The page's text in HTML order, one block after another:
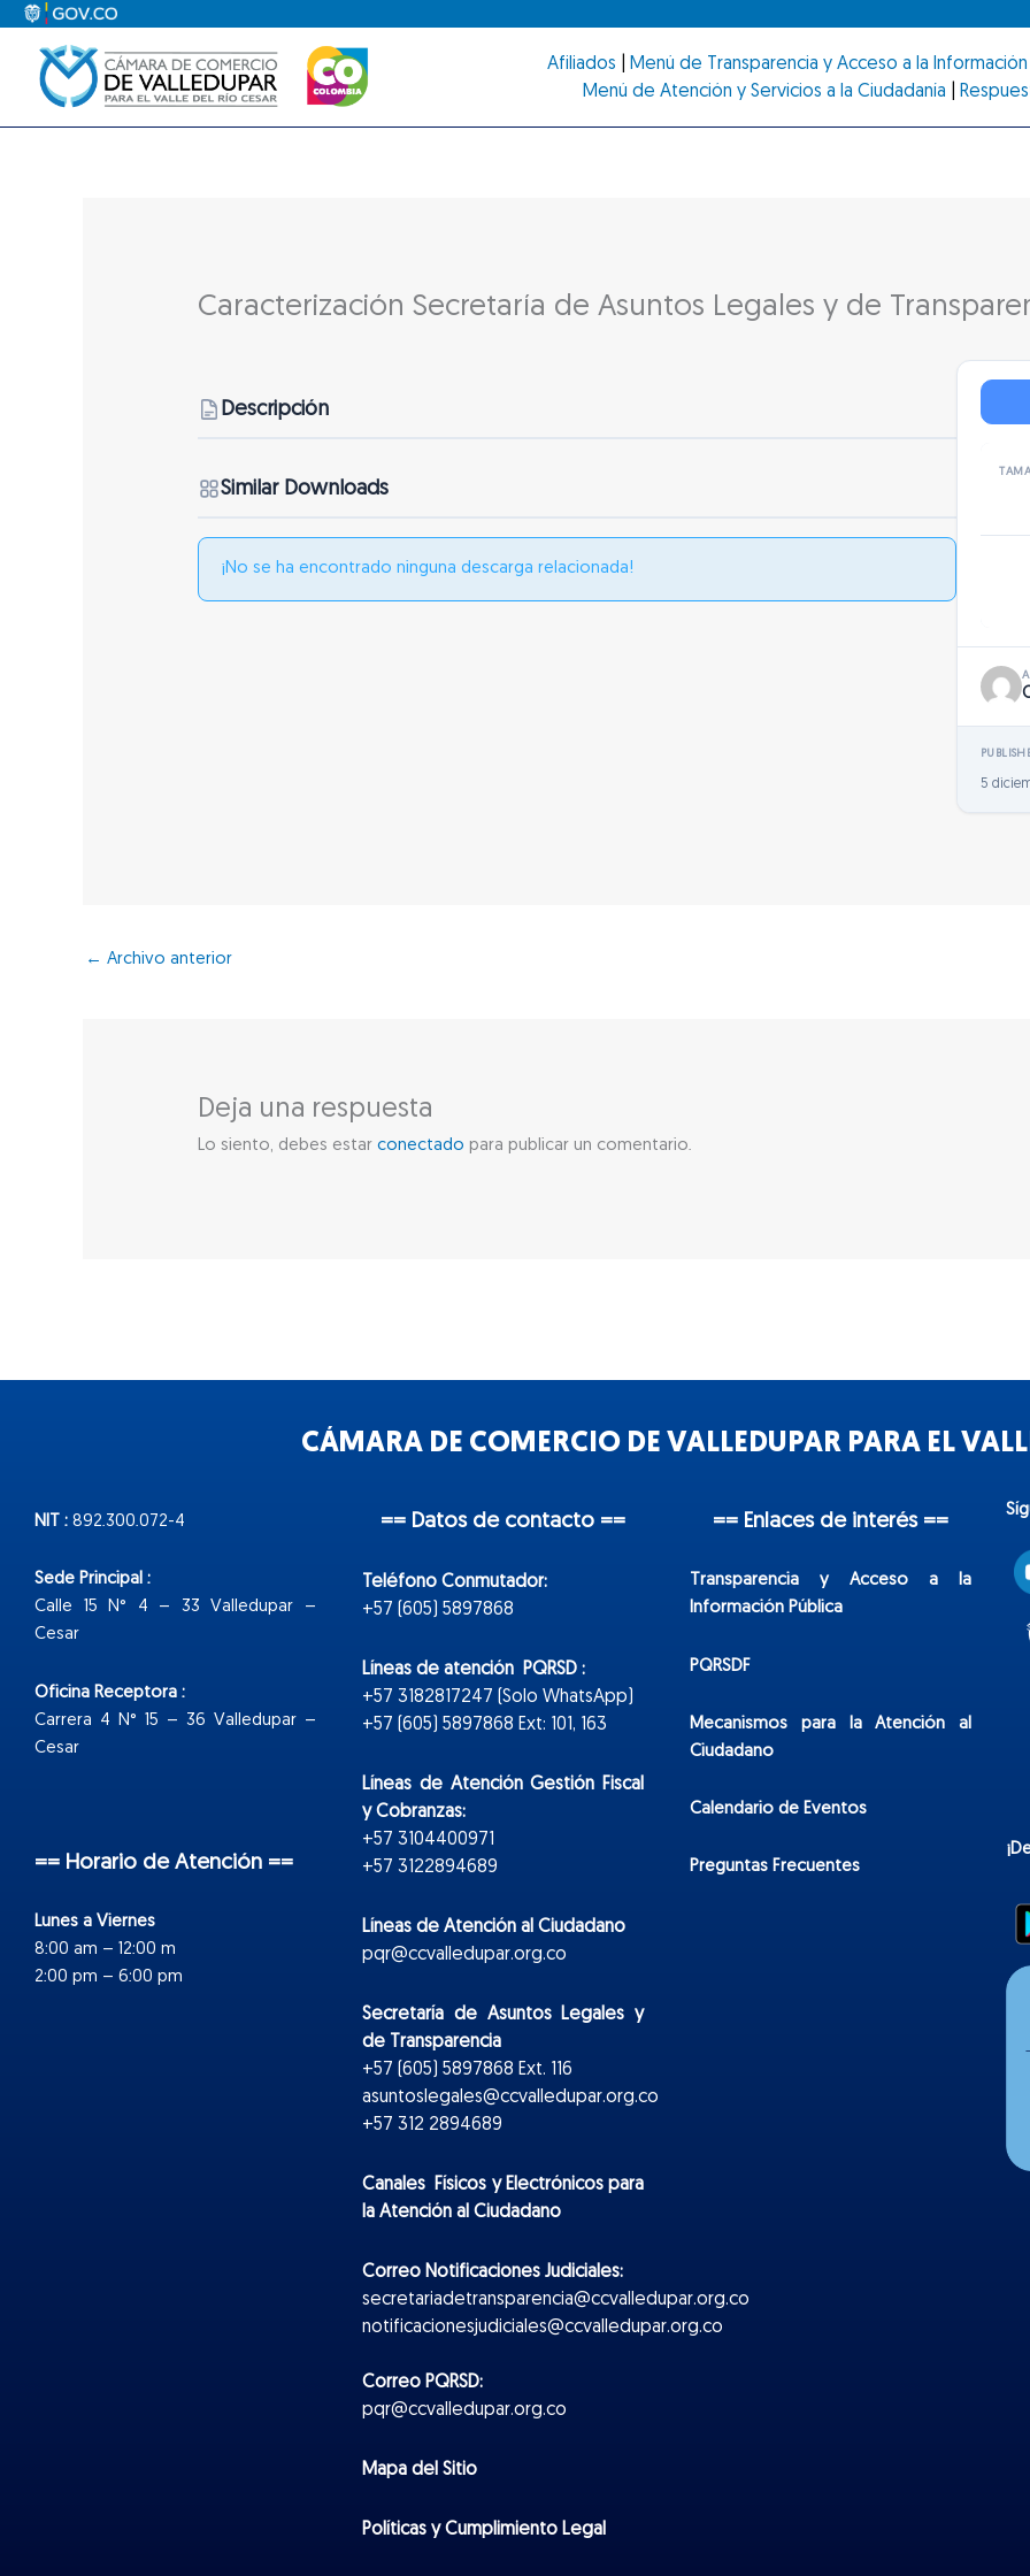
contenido
Afiliados Menú de Transparencia y Acceso a la Información
Menú de Atención y Servicios a la Ciudadanía
Caracterización Secretaría de Asuntos Legales y de
Descripción
Similar Downloads
¡No se ha encontrado ninguna descarga relacionada!
5
← Archivo anterior
Deja una respuesta
Lo siento, debes estarconectado para publicar un comentario.
CÁMARA DE COMERCIO DE VALLEDUPAR PARA EL
NIT : 892.300.072-4
Sede Principal :
Calle 15 N° 4 – 33 Valledupar –
Cesar
Oficina Receptora :
Carrera 4 N° 15 – 36 Valledupar –
Cesar
== Horario de Atención ==
Lunes a Viernes
8:00 am – 12:00 m
2:00 pm – 6:00 pm
== Datos de contacto ==
Teléfono Conmutador:
+57 (605) 5897868
Líneas de atención PQRSD :
+57 3182817247 (Solo WhatsApp)
+57 (605) 5897868 Ext: 101, 163
Líneas de Atención Gestión Fiscal
y Cobranzas:
+57 3104400971
+57 3122894689
Líneas de Atención al Ciudadano
pqr@ccvalledupar.org.co
Secretaría de Asuntos Legales y
de Transparencia
+57 (605) 5897868 Ext. 116
asuntoslegales@ccvalledupar.org.co
+57 312 2894689
Canales Físicos yElectrónicospara
la Atención al Ciudadano
Correo Notificaciones Judiciales:
secretariadetransparencia@ccvalledupar.org.co
notificacionesjudiciales@ccvalledupar.org.co
Correo PQRSD:
pqr@ccvalledupar.org.co
Mapa del Sitio
Políticas y Cumplimiento Legal
== Enlaces de interés ==
Transparencia y Acceso a la
Información Pública
PQRSDF
Mecanismos para la Atención al
Ciudadano
Calendario de Eventos
Preguntas Frecuentes